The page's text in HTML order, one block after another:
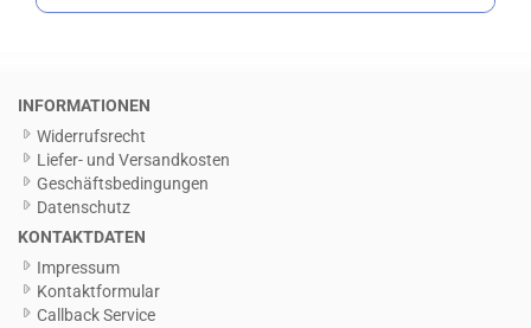
INFORMATIONEN
Widerrufsrecht
Liefer- und Versandkosten
Geschäftsbedingungen
Datenschutz
KONTAKTDATEN
Impressum
Kontaktformular
Callback Service